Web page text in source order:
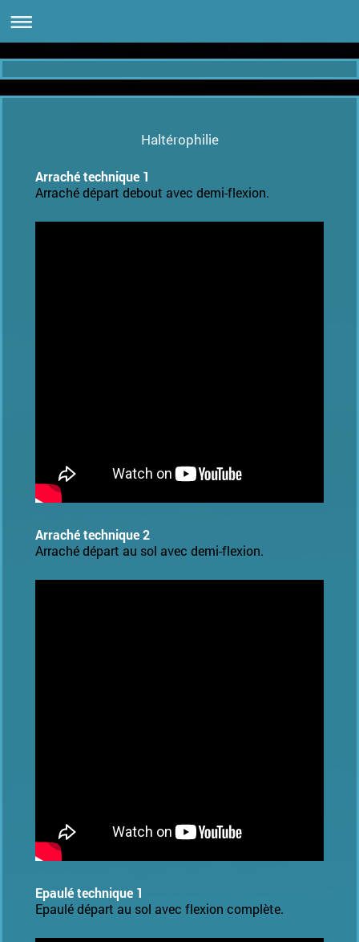
Haltérophilie
Arraché technique 1
Arraché départ debout avec demi-flexion.
Arraché technique 2
Arraché départ au sol avec demi-flexion.
Epaulé technique 1
Epaulé départ au sol avec flexion complète.